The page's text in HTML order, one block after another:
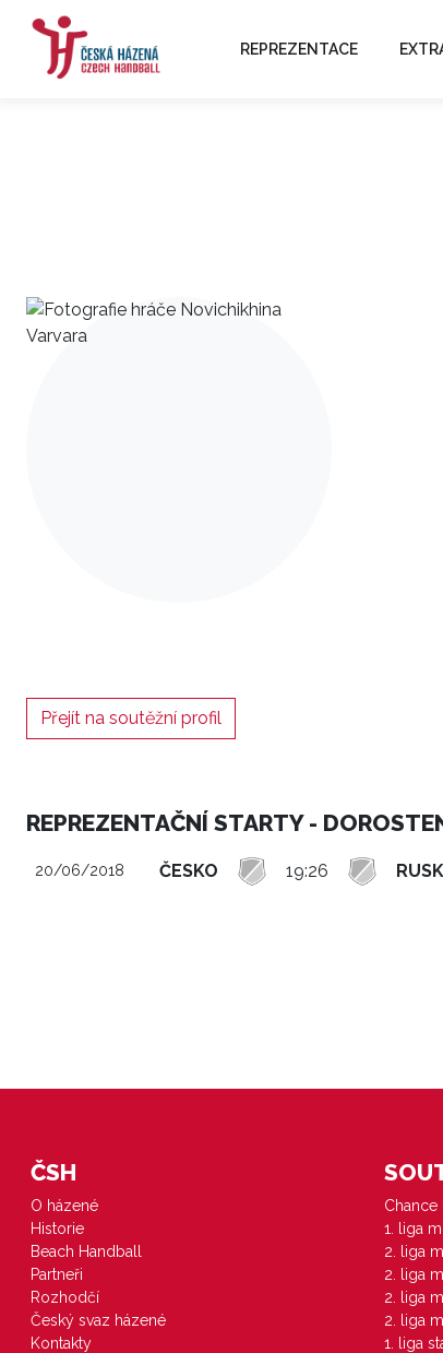
REPREZENTACE
Přejít na soutěžní profil
REPREZENTAČNÍ STARTY -
20/06/2018 ČESKO 19:26
ČSH
O házené
Historie
Beach Handball
Partneři
Rozhodčí
Český svaz házené
Kontakty
Chance
1. liga
2. liga
2. liga
2. liga
2. liga
1. liga